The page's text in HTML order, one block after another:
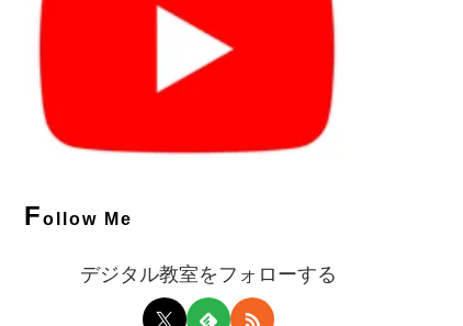
Follow Me
デジタル教室をフォローする